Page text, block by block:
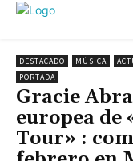
DESTACADO MÚSICA
PORTADA
Gracie
europea de
Tour» :